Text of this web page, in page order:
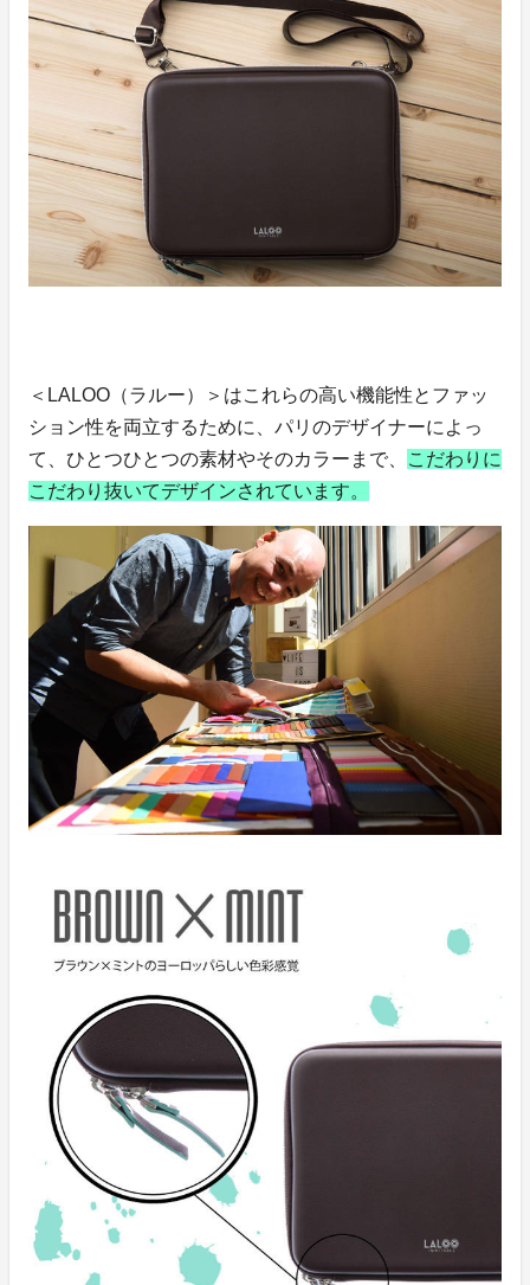
＜LALOO（ラルー）＞はこれらの高い機能性とファッ
ション性を両立するために、パリのデザイナーによっ
て、ひとつひとつの素材やそのカラーまで、
こだわりに
こだわり抜いてデザインされています。